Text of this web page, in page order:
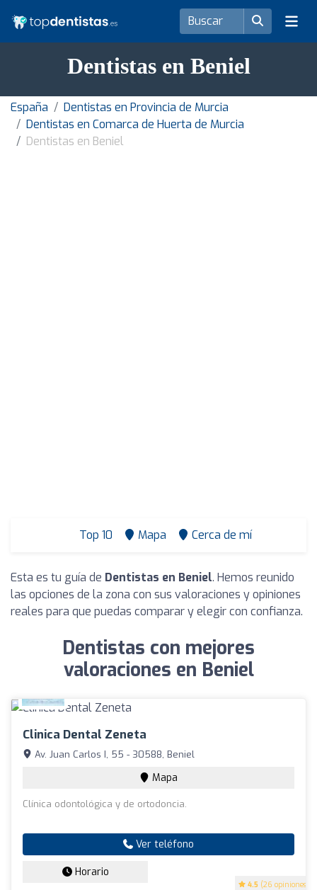
Dentistas en Beniel
España
Dentistas en Provincia de Murcia
Dentistas en Comarca de Huerta de Murcia
Dentistas en Beniel
Top 10 Mapa Cerca de mí
Esta es tu guía de Dentistas en Beniel. Hemos reunido
las opciones de la zona con sus valoraciones y opiniones
reales para que puedas comparar y elegir con confianza.
Dentistas con mejores
valoraciones en Beniel
Clinica Dental Zeneta
4.5 (26 opiniones)
Av. Juan Carlos I, 55 - 30588, Beniel
Mapa
Clínica odontológica y de ortodoncia.
Ver teléfono
Horario